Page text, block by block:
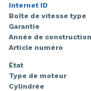
Internet ID
Boîte de vitesse type
Garantie
Année de construction
Article numéro
État
Type de moteur
Cylindrée